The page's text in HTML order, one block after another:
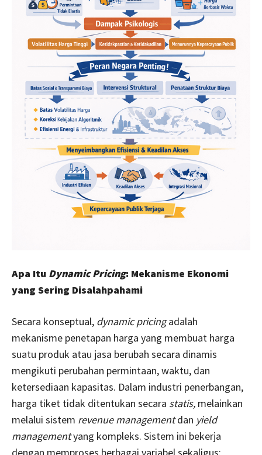
Apa Itu Dynamic Pricing: Mekanisme Ekonomi
yang Sering Disalahpahami
Secara konseptual, dynamic pricingadalah
mekanisme penetapan harga yang membuat harga
suatu produk atau jasa berubah secara dinamis
mengikuti perubahan permintaan, waktu, dan
ketersediaan kapasitas. Dalam industri penerbangan,
harga tiket tidak ditentukan secara statis, melainkan
melalui sistem revenue managementdan yield
managementyang kompleks. Sistem ini bekerja